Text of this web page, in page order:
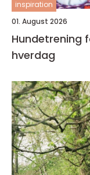
inspiration
01. August 2026
Hundetrening
hverdag